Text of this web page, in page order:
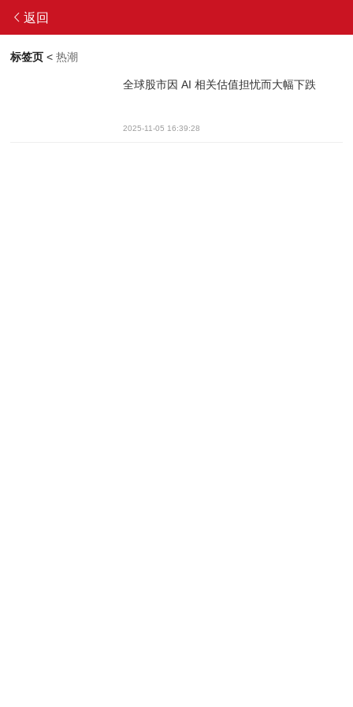
返回
标签页 <热潮
全球股市因 AI 相关估值担忧而大幅下跌
2025-11-05 16:39:28